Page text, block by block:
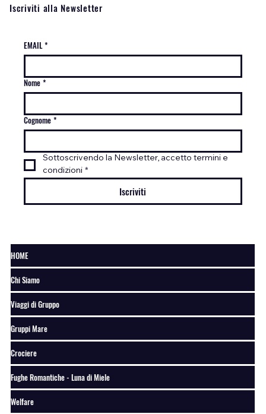
Iscriviti alla Newsletter
EMAIL *
Nome *
Cognome *
Sottoscrivendo la Newsletter, accetto termini e
condizioni *
Iscriviti
HOME
Chi Siamo
Viaggi di Gruppo
Gruppi Mare
Crociere
Fughe Romantiche - Luna di Miele
Welfare